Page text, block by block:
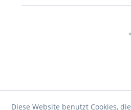
Diese Website benutzt Cookies,